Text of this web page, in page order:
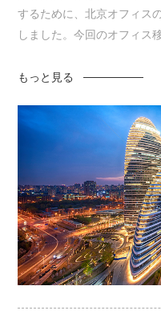
するために、北京オフィス
しました。今回のオフィス
もっと見る